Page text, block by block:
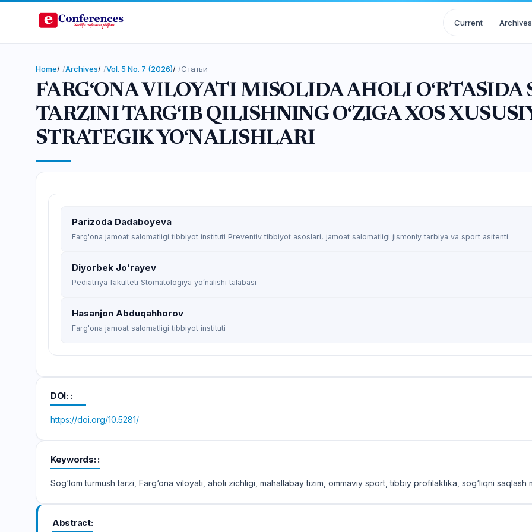
Current Archives
Home/ Archives/ Vol. 5 No. 7 (2026)/ Статьи
FARG‘ONA VILOYATI MISOLIDA AHOLI O‘RTASIDA
TARZINI TARG‘IB QILISHNING O‘ZIGA XOS
STRATEGIK YO‘NALISHLARI
Parizoda Dadaboyeva
Farg'ona jamoat salomatligi tibbiyot instituti Preventiv tibbiyot asoslari, jamoat salomatligi jismoniy tarbiya va sport asitenti
Diyorbek Joʻrayev
Pediatriya fakulteti Stomatologiya yoʻnalishi talabasi
Hasanjon Abduqahhorov
Farg'ona jamoat salomatligi tibbiyot instituti
DOI:
https://doi.org/10.5281/
Keywords:
Sog‘lom turmush tarzi, Farg‘ona viloyati, aholi zichligi, mahallabay tizim, ommaviy sport, tibbiy profilaktika, sog‘liqni saqlash
Abstract